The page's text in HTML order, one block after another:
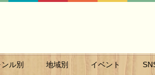
ル別 地域別 イベント